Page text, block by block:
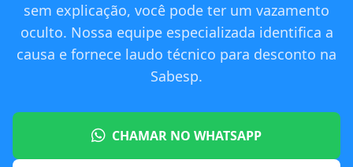
sem explicação, você pode ter um vazamento
oculto. Nossa equipe especializada identifica a
causa e fornece laudo técnico para desconto na
Sabesp.
CHAMAR NO WHATSAPP